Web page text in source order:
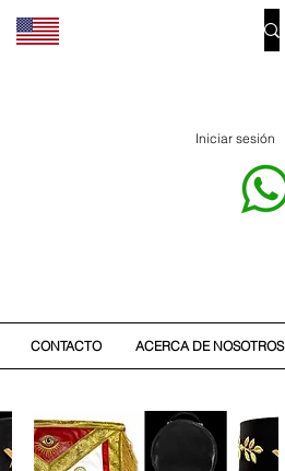
Iniciar sesión
CONTACTO ACERCA DE NOSOTROS